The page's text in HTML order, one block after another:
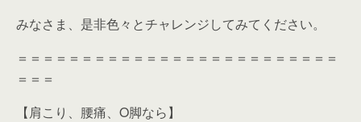
みなさま、是非色々とチャレンジしてみてください。
＝＝＝＝＝＝＝＝＝＝＝＝＝＝＝＝＝＝＝＝＝＝＝＝＝
＝＝＝
【肩こり、腰痛、O脚なら】